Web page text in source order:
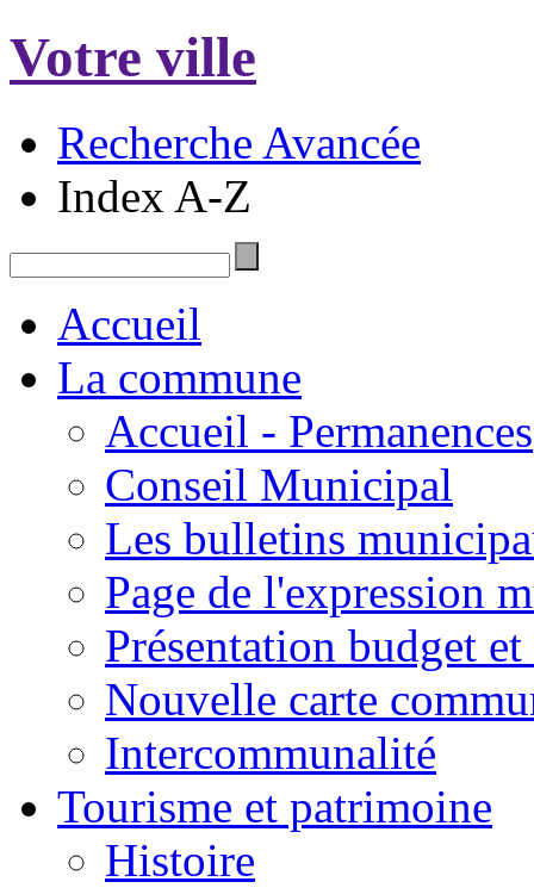
Votre ville
Recherche Avancée
Index A-Z
Accueil
La commune
Accueil - Permanences
Conseil Municipal
Les bulletins
Page de l'expression
Présentation budget
Nouvelle carte
Intercommunalité
Tourisme et patrimoine
Histoire